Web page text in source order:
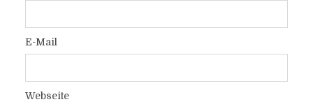
E-Mail
Webseite